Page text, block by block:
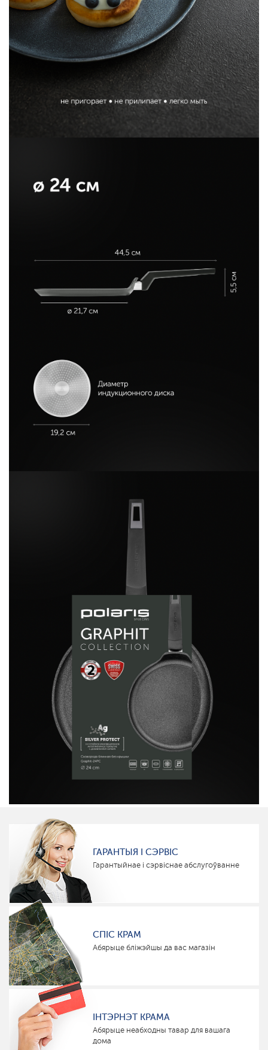
ГАРАНТЫЯ І СЭРВІС
Гарантыйнае і сэрвіснае абслугоўванне
СПІС КРАМ
Абярыце бліжэйшы да вас магазін
ІНТЭРНЭТ КРАМА
Абярыце неабходны тавар для вашага
дома